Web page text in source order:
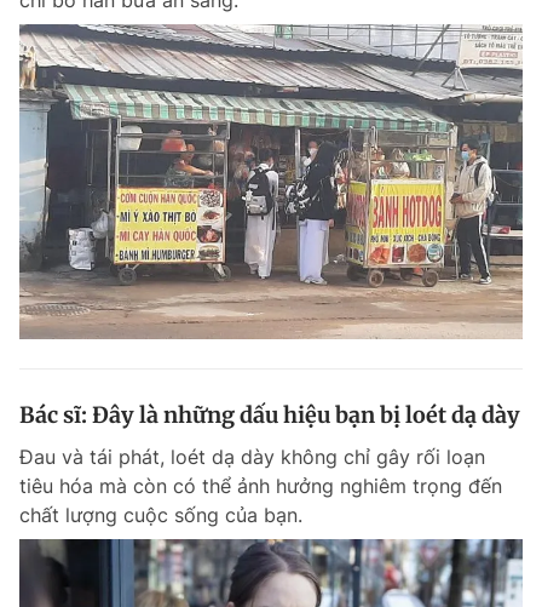
Chào ngày mới Tin 24h
Tin thị trường Tin 360
Video Magazine
Sản phẩm khác
Tiện ích Bạn cần biết
Thông tin tòa soạn Liên hệ quảng cáo
Đọc Thanh Niên trên điện thoại
Đăng xuất
Bác sĩ: Đây là những dấu hiệu bạn bị loét dạ dày
Đau và tái phát, loét dạ dày không chỉ gây rối loạn
tiêu hóa mà còn có thể ảnh hưởng nghiêm trọng đến
chất lượng cuộc sống của bạn.